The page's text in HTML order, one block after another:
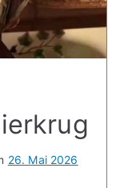
26. Mai 2026